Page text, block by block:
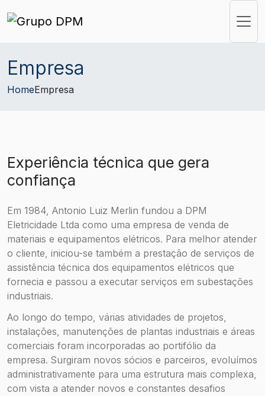
Empresa
HomeEmpresa
Experiência técnica que gera
confiança
Em 1984, Antonio Luiz Merlin fundou a DPM
Eletricidade Ltda como uma empresa de venda de
materiais e equipamentos elétricos. Para melhor atender
o cliente, iniciou-se também a prestação de serviços de
assistência técnica dos equipamentos elétricos que
fornecia e passou a executar serviços em subestações
industriais.
Ao longo do tempo, várias atividades de projetos,
instalações, manutenções de plantas industriais e áreas
comerciais foram incorporadas ao portifólio da
empresa. Surgiram novos sócios e parceiros, evoluímos
administrativamente para uma estrutura mais complexa,
com vista a atender novos e constantes desafios